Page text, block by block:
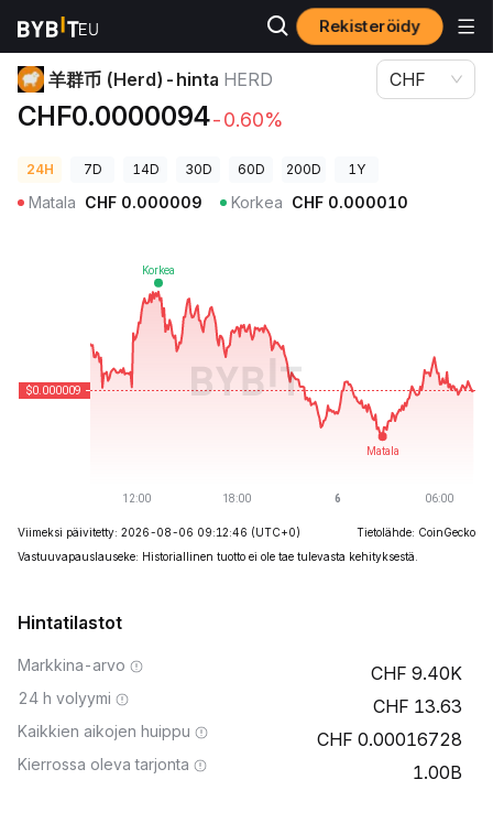
Rekisteröidy
Kryptohinnat 羊群币 (Herd)-hinta HERD
羊群币 (Herd)-hinta HERD
CHF0.0000094-0.60%
CHF
24H 7D 14D 30D 60D 200D 1Y
Matala CHF 0.000009 Korkea CHF 0.000010
Viimeksi päivitetty: 2026-08-06 09:12:46 (UTC+0)
Tietolähde: CoinGecko
Vastuuvapauslauseke: Historiallinen tuotto ei ole tae tulevasta kehityksestä.
Hintatilastot
Markkina-arvo 9.40K
24 h volyymi 13.63
Kaikkien aikojen huippu 0.00016728
Kierrossa oleva tarjonta 1.00B